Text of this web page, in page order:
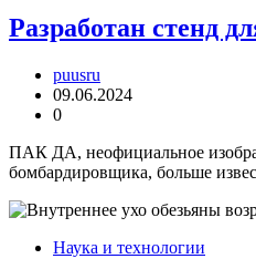
Разработан стенд
puusru
09.06.2024
0
ПАК ДА, неофициальное
бомбардировщика, больше
Наука и технологии